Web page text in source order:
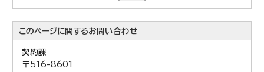
このページに関するお問い合わせ
契約課
〒516-8601